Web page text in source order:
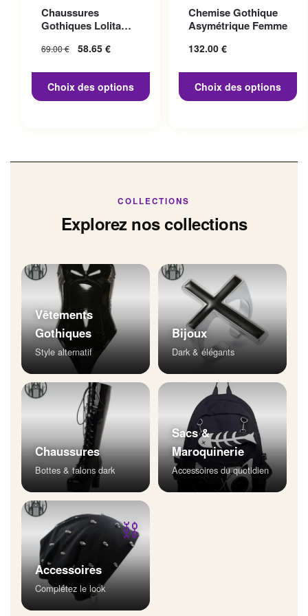
Chaussures
Gothiques Lolita
69.00€
Le prix initial
58.65 €
58.65 €.
Choix des options
variations. Les options
peuvent être choisies sur la
page du produit
Chemise Gothique
Asymétrique Femme
132.00 €
Choix des options
variations. Les options
peuvent être choisies sur la
page du produit
COLLECTIONS
Explorez nos collections
Vêtements
Gothiques
Style alternatif
Bijoux
Dark & élégants
Chaussures
Bottes & talons dark
Sacs &
Maroquinerie
Accessoires du quotidien
⛓
Accessoires
Complétez le look